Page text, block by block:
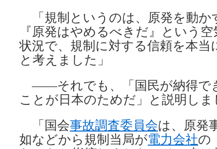
「規制というのは、原発を動か
『原発はやめるべきだ』という
状況で、規制に対する信頼を本
と考えました」
――それでも、「国民が納得で
ことが日本のためだ」と説明し
「国会事故調査委員会は、原発
如などから規制当局が電力会社の